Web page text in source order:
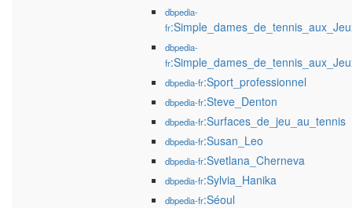
dbpedia-
fr
dbpedia-
fr
dbpedia-fr:Sport_professionnel
dbpedia-fr:Steve_Denton
dbpedia-fr:Surfaces_de_jeu_au_tennis
dbpedia-fr:Susan_Leo
dbpedia-fr:Svetlana_Cherneva
dbpedia-fr:Sylvia_Hanika
dbpedia-fr:Séoul